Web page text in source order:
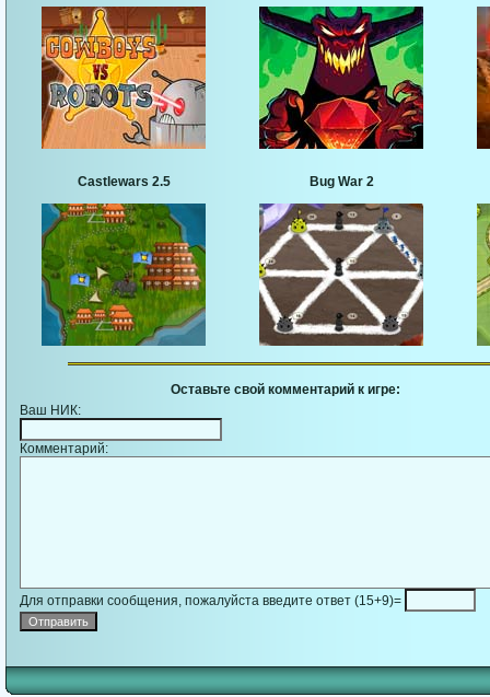
Castlewars 2.5 Bug War 2
Оставьте свой комментарий к игре:
Ваш НИК:
Комментарий:
Для отправки сообщения, пожалуйста введите ответ (15+9)=